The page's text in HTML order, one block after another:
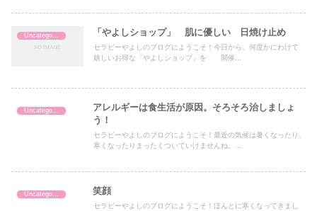
Uncategorized 「やよしショップ」 肌に優しい 日焼け止め
セラピーやよしのブログにようこそ！今日から、何度かにわけて
嬉しいお得な「やよしショップ」を 開催...
アレルギーは食生活が原因。そろそろ治しましょ
う！
セラピーやよしのブログにようこそ！最近の気候は暑くなったり、
寒くなったりまったくついていけませんね。...
笑顔
セラピーやよしのブログにようこそ！ほんとに寒くなってきまし